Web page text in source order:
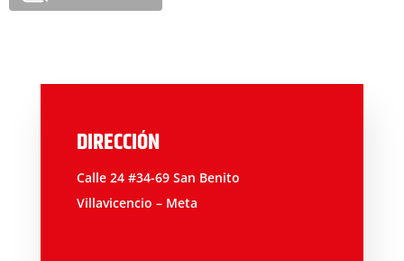
DIRECCIÓN
Calle 24 #34-69 San Benito
Villavicencio – Meta